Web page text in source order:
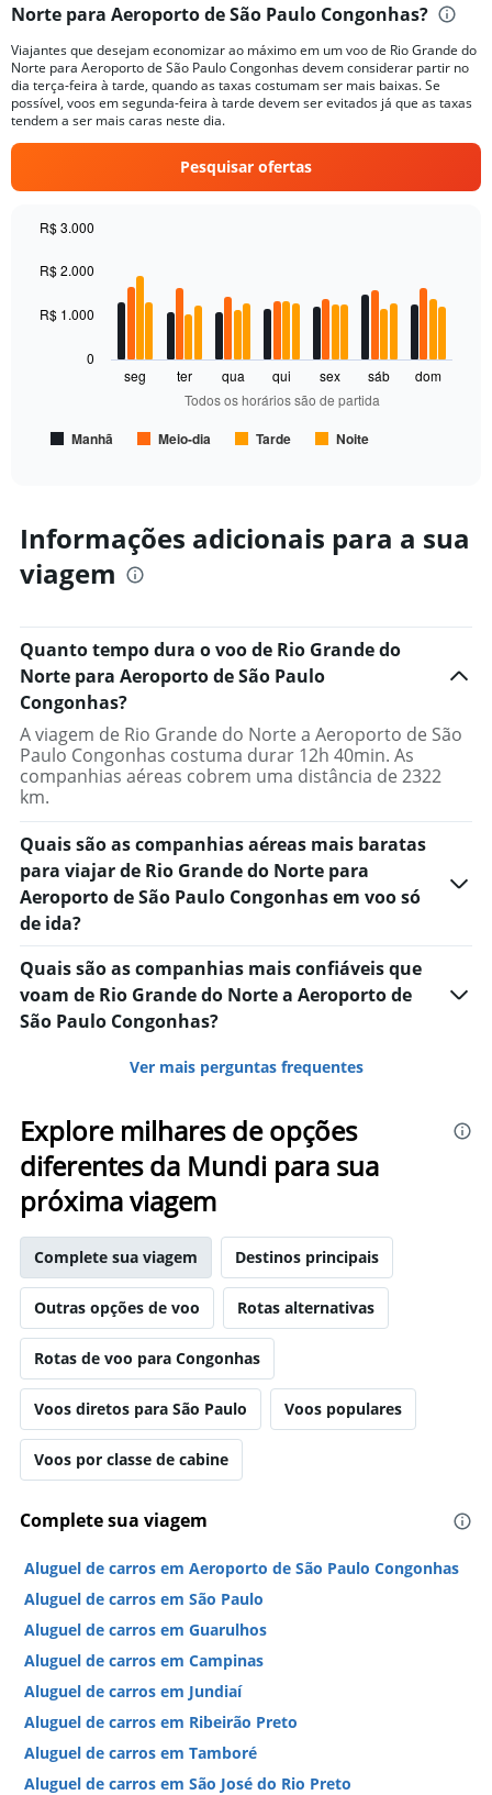
91
The
chart
has
1
Y
Range:
to
6000.
Norte para Aeroporto de São Paulo Congonhas?
Viajantes que desejam economizar ao máximo em um voo de Rio Grande do
Norte para Aeroporto de São Paulo Congonhas devem considerar partir no
dia terça-feira à tarde, quando as taxas costumam ser mais baixas. Se
possível, voos em segunda-feira à tarde devem ser evitados já que as taxas
tendem a ser mais caras neste dia.
Pesquisar ofertas
chart
data
Todos
os
horários
são
partida.
Range:
7
categories.
The
chart
has
1
Y
axis
displaying
values.
Range:
0
to
3000.
graphic.
Todos os horários são de partida
Manhã Meio-dia Tarde Noite
seg ter qua qui sex sáb dom
0
R$ 1.000
R$ 2.000
R$ 3.000
Informações adicionais para a sua
viagem
Quanto tempo dura o voo de Rio Grande do
Norte para Aeroporto de São Paulo
Congonhas?
A viagem de Rio Grande do Norte a Aeroporto de São
Paulo Congonhas costuma durar 12h 40min. As
companhias aéreas cobrem uma distância de 2322
km.
Quais são as companhias aéreas mais baratas
para viajar de Rio Grande do Norte para
Aeroporto de São Paulo Congonhas em voo só
de ida?
Quais são as companhias mais confiáveis que
voam de Rio Grande do Norte a Aeroporto de
São Paulo Congonhas?
Ver mais perguntas frequentes
Explore milhares de opções
diferentes da Mundi para sua
próxima viagem
Complete sua viagem Destinos principais
Outras opções de voo Rotas alternativas
Rotas de voo para Congonhas
Voos diretos para São Paulo Voos populares
Voos por classe de cabine
Complete sua viagem
Aluguel de carros em Aeroporto de São Paulo Congonhas
Aluguel de carros em São Paulo
Aluguel de carros em Guarulhos
Aluguel de carros em Campinas
Aluguel de carros em Jundiaí
Aluguel de carros em Ribeirão Preto
Aluguel de carros em Tamboré
Aluguel de carros em São José do Rio Preto